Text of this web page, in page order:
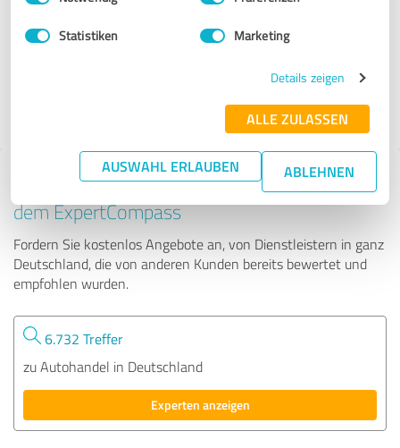
Statistiken Marketing
Details zeigen
ALLE ZULASSEN
AUSWAHL ERLAUBEN ABLEHNEN
Stephan Manns | Autohaus24
Tipp: Die passenden Experten finden - mit
dem ExpertCompass
Fordern Sie kostenlos Angebote an, von Dienstleistern in ganz
Deutschland, die von anderen Kunden bereits bewertet und
empfohlen wurden.
6.732 Treffer
zu Autohandel in Deutschland
Experten anzeigen